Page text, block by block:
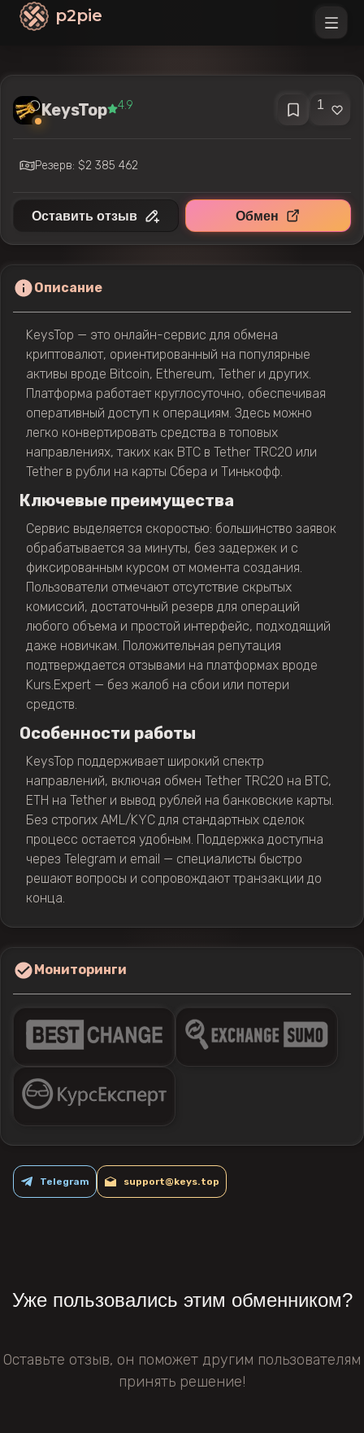
p2pie
KeysTop 4.9 1
Резерв: $2 385 462
Оставить отзыв Обмен
Описание
KeysTop — это онлайн-сервис для обмена
криптовалют, ориентированный на популярные
активы вроде Bitcoin, Ethereum, Tether и других.
Платформа работает круглосуточно, обеспечивая
оперативный доступ к операциям. Здесь можно
легко конвертировать средства в топовых
направлениях, таких как BTC в Tether TRC20 или
Tether в рубли на карты Сбера и Тинькофф.
Ключевые преимущества
Сервис выделяется скоростью: большинство заявок
обрабатывается за минуты, без задержек и с
фиксированным курсом от момента создания.
Пользователи отмечают отсутствие скрытых
комиссий, достаточный резерв для операций
любого объема и простой интерфейс, подходящий
даже новичкам. Положительная репутация
подтверждается отзывами на платформах вроде
Kurs.Expert — без жалоб на сбои или потери
средств.
Особенности работы
KeysTop поддерживает широкий спектр
направлений, включая обмен Tether TRC20 на BTC,
ETH на Tether и вывод рублей на банковские карты.
Без строгих AML/KYC для стандартных сделок
процесс остается удобным. Поддержка доступна
через Telegram и email — специалисты быстро
решают вопросы и сопровождают транзакции до
конца.
Мониторинги
Telegram support@keys.top
Уже пользовались этим обменником?
Оставьте отзыв, он поможет другим пользователям
принять решение!